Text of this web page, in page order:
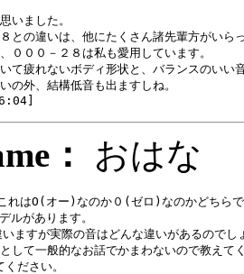
いました。
との違いは、他にたくさん諸先輩方がいら
０００－２８は私も愛用しています。
て疲れないボディ形状と、バランスのいい
の外、結構低音も出ますしね。
： おは
れはO(オー)なのか０(ゼロ)なのかどちら
ルがあります。
いますが実際の音はどんな違いがあるのでし
して一般的なお話でかまわないので教えて
ださい。